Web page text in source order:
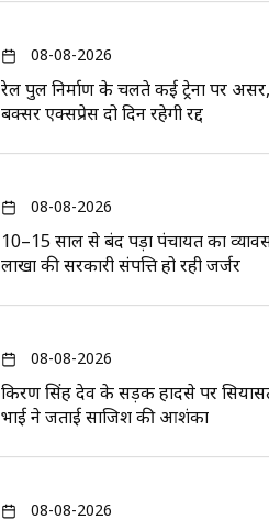
08-08-2026
रेल पुल निर्माण के चलते कई ट्रेनों पर
बक्सर एक्सप्रेस दो दिन रहेगी रद्द
08-08-2026
10–15 साल से बंद पड़ा पंचायत का
लाखों की सरकारी संपत्ति हो रही जर्जर
08-08-2026
किरण सिंह देव के सड़क हादसे पर
भाई ने जताई साजिश की आशंका
08-08-2026